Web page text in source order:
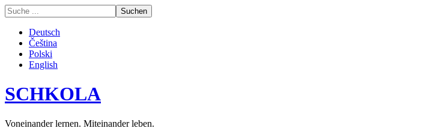
Deutsch
Čeština
Polski
English
SCHKOLA
Voneinander lernen. Miteinander leben.